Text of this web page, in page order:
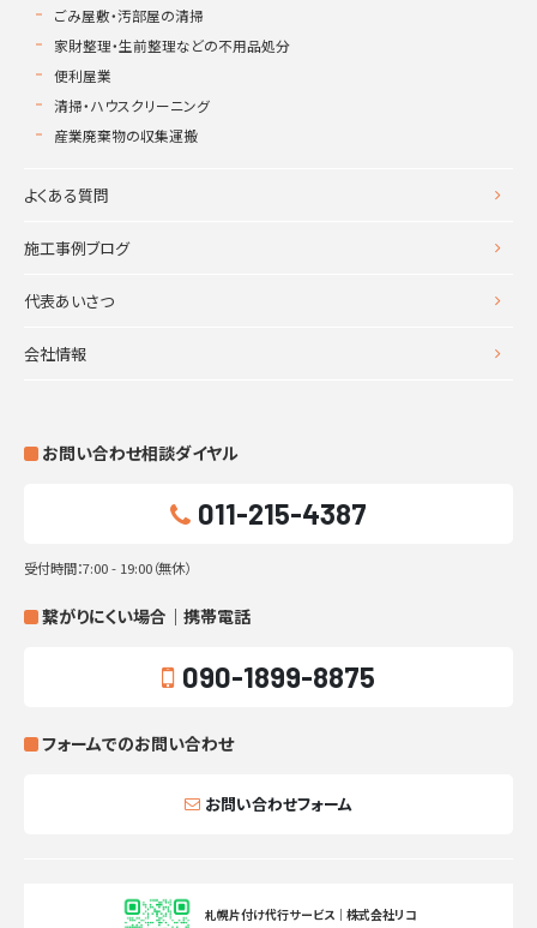
ごみ屋敷・汚部屋の清掃
家財整理・生前整理などの不用品処分
便利屋業
清掃・ハウスクリーニング
産業廃棄物の収集運搬
よくある質問
施工事例ブログ
代表あいさつ
会社情報
お問い合わせ相談ダイヤル
011-215-4387
受付時間：7:00 - 19:00（無休）
繋がりにくい場合｜携帯電話
090-1899-8875
フォームでのお問い合わせ
お問い合わせフォーム
札幌片付け代行サービス｜株式会社リコ